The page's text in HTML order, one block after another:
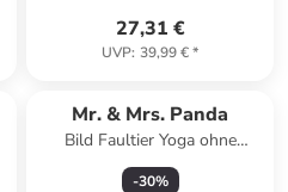
27,31 €
UVP: 39,99 €*
Mr. & Mrs. Panda
Bild Faultier Yoga ohne
Spruch in Tropengrün
-30%